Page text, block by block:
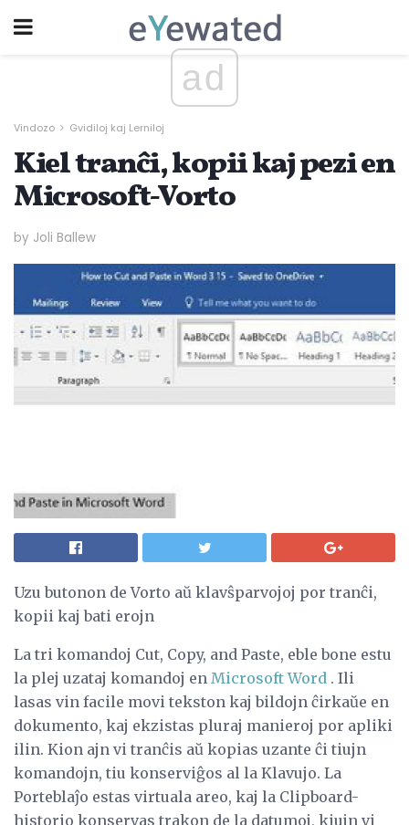
ad
Vindozo Gvidiloj kaj Lerniloj
Kiel tranĉi, kopii kaj pezi en
Microsoft-Vorto
by Joli Ballew
Uzu butonon de Vorto aŭ klavŝparvojoj por tranĉi,
kopii kaj bati erojn
La tri komandoj Cut, Copy, and Paste, eble bone estu
la plej uzataj komandoj en Microsoft Word . Ili
lasas vin facile movi tekston kaj bildojn ĉirkaŭe en
dokumento, kaj ekzistas pluraj manieroj por apliki
ilin. Kion ajn vi tranĉis aŭ kopias uzante ĉi tiujn
komandojn, tiu konserviĝos al la Klavujo. La
Porteblaĵo estas virtuala areo, kaj la Clipboard-
historio konservas trakon de la datumoj, kiujn vi